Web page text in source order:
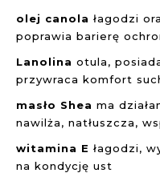
olej canola łagodzi
poprawia barierę
Lanolina otula,
przywraca komfort
masło Shea ma
nawilża, natłuszcza,
witamina E łagodzi,
na kondycję ust